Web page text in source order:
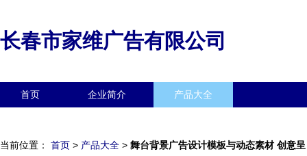
长春市家维广告有限公司
首页 企业简介 产品大全
当前位置： 首页 > 产品大全 > 舞台背景广告设计模板与动态素材 创意呈